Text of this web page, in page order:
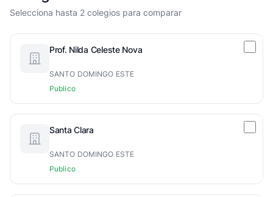
Selecciona hasta 2 colegios para comparar
Prof. Nilda Celeste Nova
SANTO DOMINGO ESTE
Publico
Santa Clara
SANTO DOMINGO ESTE
Publico